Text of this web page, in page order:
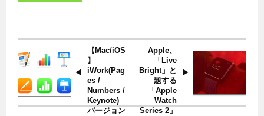
【Mac/iOS
】
iWork(Pag
es /
Numbers /
Keynote)
バージョン
Apple、
「Live
Bright」と
題する
「Apple
Watch
Series 2」